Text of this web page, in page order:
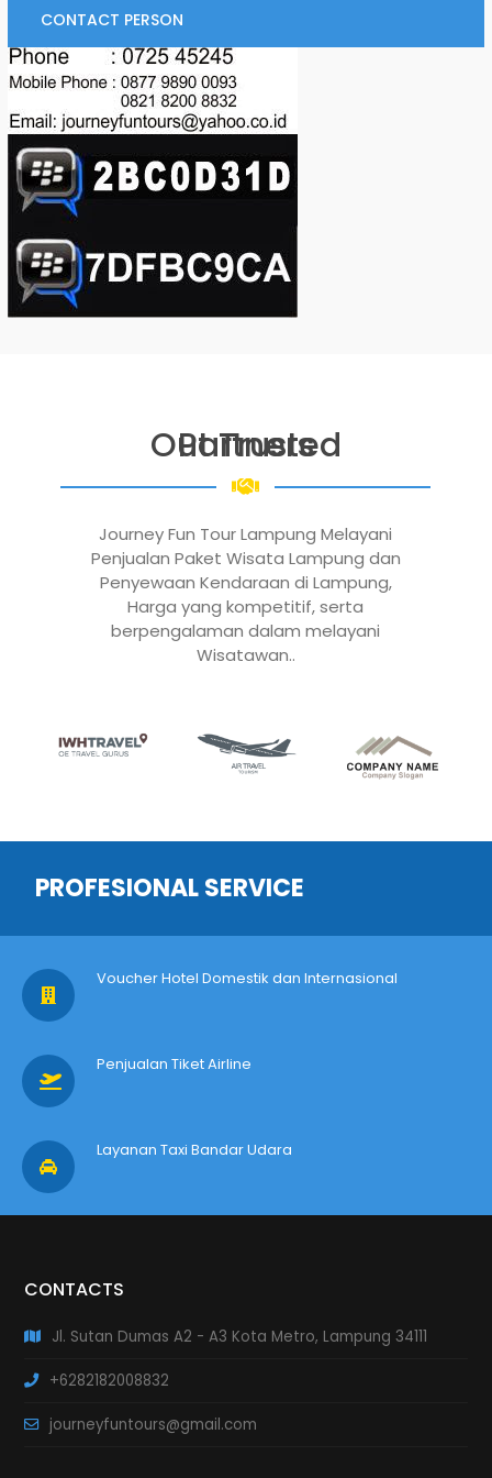
CONTACT PERSON
Out Trusted Partners
Journey Fun Tour Lampung Melayani
Penjualan Paket Wisata Lampung dan
Penyewaan Kendaraan di Lampung,
Harga yang kompetitif, serta
berpengalaman dalam melayani
Wisatawan..
PROFESIONAL SERVICE
Voucher Hotel Domestik dan Internasional
Penjualan Tiket Airline
Layanan Taxi Bandar Udara
CONTACTS
Jl. Sutan Dumas A2 - A3 Kota Metro, Lampung 34111
+6282182008832
journeyfuntours@gmail.com